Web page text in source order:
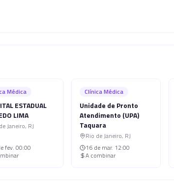
Médica
ESTADUAL
LIMA
Janeiro, RJ
fev. 00:00
Clínica Médica
Unidade de Pronto
Atendimento (UPA)
Taquara
Rio de Janeiro, RJ
16 de mar. 12:00
A combinar